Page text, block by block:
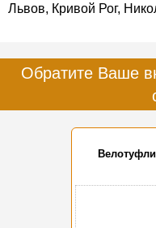
Львов, Кривой Рог,
Обратите Ваше